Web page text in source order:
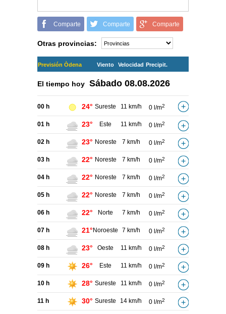
Comparte Comparte Comparte
Otras provincias:
Previsión Òdena Viento Velocidad Precipit.
El tiempo hoy Sábado 08.08.2026
00 h 24° Sureste 11 km/h 0 l/m2
01 h 23° Este 11 km/h 0 l/m2
02 h 23° Noreste 7 km/h 0 l/m2
03 h 22° Noreste 7 km/h 0 l/m2
04 h 22° Noreste 7 km/h 0 l/m2
05 h 22° Noreste 7 km/h 0 l/m2
06 h 22° Norte 7 km/h 0 l/m2
07 h 21° Noroeste 7 km/h 0 l/m2
08 h 23° Oeste 11 km/h 0 l/m2
09 h 26° Este 11 km/h 0 l/m2
10 h 28° Sureste 11 km/h 0 l/m2
11 h 30° Sureste 14 km/h 0 l/m2